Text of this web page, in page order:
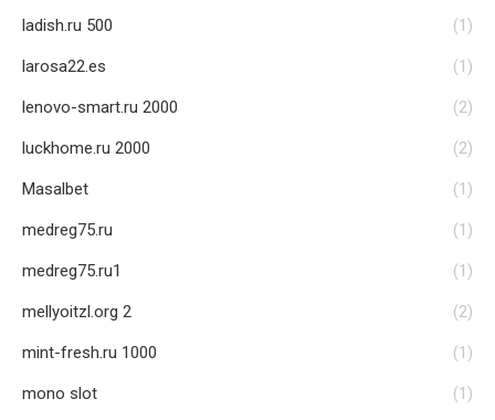
ladish.ru 500 (1)
larosa22.es (1)
lenovo-smart.ru 2000 (2)
luckhome.ru 2000 (2)
Masalbet (1)
medreg75.ru (1)
medreg75.ru1 (1)
mellyoitzl.org 2 (2)
mint-fresh.ru 1000 (1)
mono slot (1)